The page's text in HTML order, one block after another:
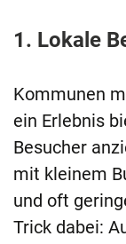
1. Lokale
Kommunen
ein Erlebnis
Besucher
mit kleinem
und oft
Trick dabei: